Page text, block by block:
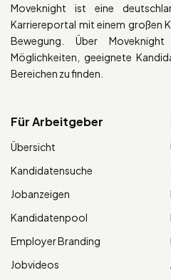
Moveknight ist eine
Karriereportal mit einem großen
Bewegung. Über
Möglichkeiten, geeignete
Bereichen zu finden.
Für Arbeitgeber
Übersicht
Kandidatensuche
Jobanzeigen
Kandidatenpool
Employer Branding
Jobvideos